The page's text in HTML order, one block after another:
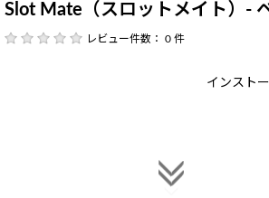
Slot Mate（スロットメイト）-
レビュー件数： 0 件
インスト